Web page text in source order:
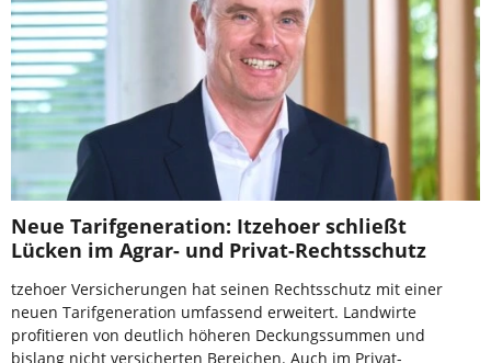
Neue Tarifgeneration: Itzehoer schließt
Lücken im Agrar- und Privat-Rechtsschutz
tzehoer Versicherungen hat seinen Rechtsschutz mit einer
neuen Tarifgeneration umfassend erweitert. Landwirte
profitieren von deutlich höheren Deckungssummen und
bislang nicht versicherten Bereichen. Auch im Privat-